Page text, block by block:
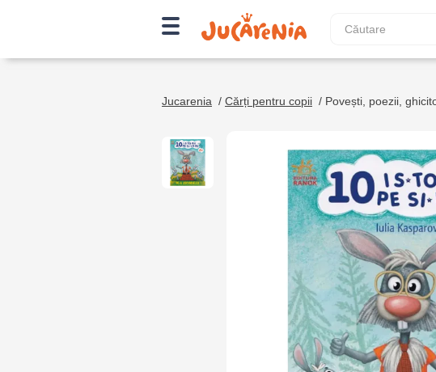
Jucarenia / Cărți pentru copii / Povești, poezii,